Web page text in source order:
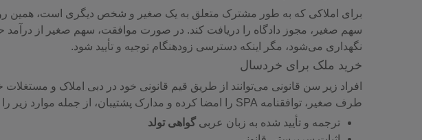
برای املاکی که به طور مشترک متعلق به یک صغیر و شخص دیگری است، همین
سهم صغیر، مجوز دادگاه را دریافت کند. در صورت موافقت، سهم صغیر از درآمد
نگهداری می‌شود، مگر اینکه دسترسی زودهنگام توجیه و تأیید شود.
خرید ملک برای خردسال
افراد زیر سن قانونی می‌توانند از طریق قیم قانونی خود در دبی املاک و مستغلات
طرف صغیر، توافقنامه SPA را امضا کرده و مدارک پشتیبان، از جمله موارد زیر را ارائه دهد:
ترجمه و تأیید شده به زبان عربی گواهی تولد